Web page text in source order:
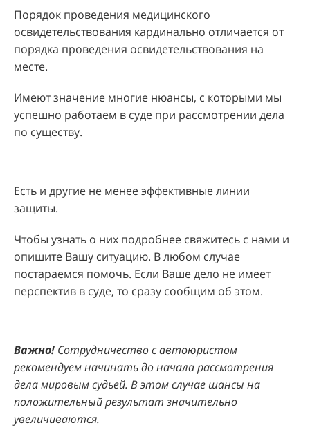
Порядок проведения медицинского
освидетельствования кардинально отличается от
порядка проведения освидетельствования на
месте.
Имеют значение многие нюансы, с которыми мы
успешно работаем в суде при рассмотрении дела
по существу.
Есть и другие не менее эффективные линии
защиты.
Чтобы узнать о них подробнее свяжитесь с нами и
опишите Вашу ситуацию. В любом случае
постараемся помочь. Если Ваше дело не имеет
перспектив в суде, то сразу сообщим об этом.
Важно! Сотрудничество с автоюристом
рекомендуем начинать до начала рассмотрения
дела мировым судьей. В этом случае шансы на
положительный результат значительно
увеличиваются.